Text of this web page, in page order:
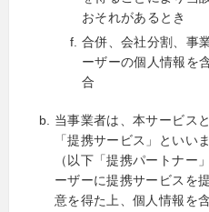
おそれがあるとき
合併、会社分割、事
ーザーの個人情報を
合
当事業者は、本サービス
「提携サービス」といい
（以下「提携パートナー
ーザーに提携サービスを
意を得た上、個人情報を